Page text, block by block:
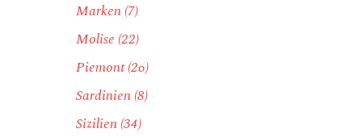
Marken(7)
Molise (22)
Piemont(26)
Sardinien(8)
Sizilien(34)